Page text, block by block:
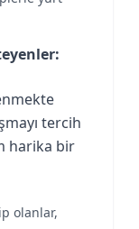
tercih
harika bir
olanlar,